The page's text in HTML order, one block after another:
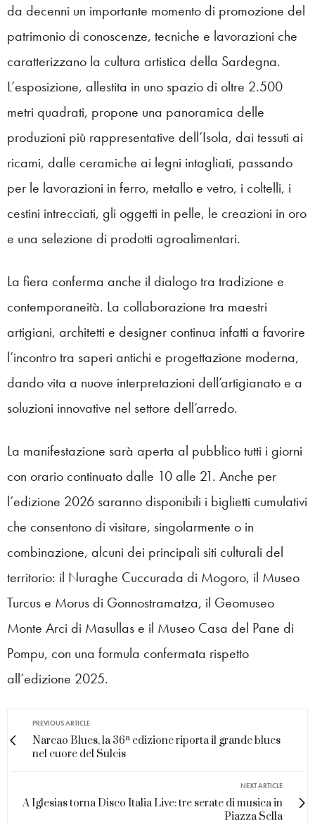
da decenni un importante momento di promozione del
patrimonio di conoscenze, tecniche e lavorazioni che
caratterizzano la cultura artistica della Sardegna.
L’esposizione, allestita in uno spazio di oltre 2.500
metri quadrati, propone una panoramica delle
produzioni più rappresentative dell’Isola, dai tessuti ai
ricami, dalle ceramiche ai legni intagliati, passando
per le lavorazioni in ferro, metallo e vetro, i coltelli, i
cestini intrecciati, gli oggetti in pelle, le creazioni in oro
e una selezione di prodotti agroalimentari.
La fiera conferma anche il dialogo tra tradizione e
contemporaneità. La collaborazione tra maestri
artigiani, architetti e designer continua infatti a favorire
l’incontro tra saperi antichi e progettazione moderna,
dando vita a nuove interpretazioni dell’artigianato e a
soluzioni innovative nel settore dell’arredo.
La manifestazione sarà aperta al pubblico tutti i giorni
con orario continuato dalle 10 alle 21. Anche per
l’edizione 2026 saranno disponibili i biglietti cumulativi
che consentono di visitare, singolarmente o in
combinazione, alcuni dei principali siti culturali del
territorio: il Nuraghe Cuccurada di Mogoro, il Museo
Turcus e Morus di Gonnostramatza, il Geomuseo
Monte Arci di Masullas e il Museo Casa del Pane di
Pompu, con una formula confermata rispetto
all’edizione 2025.
PREVIOUS ARTICLE
Narcao Blues, la 36ª edizione riporta il grande blues
nel cuore del Sulcis
NEXT ARTICLE
A Iglesias torna Disco Italia Live: tre serate di musica in
Piazza Sella